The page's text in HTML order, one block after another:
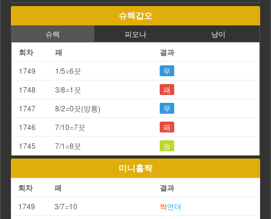
슈렉갑오
슈렉 피오나 냥이
회차 패 결과
1749 1/5=6끗
무
1748
3/8=1끗
패
1747
8/2=0끗(망통)
무
1746
7/10=7끗
패
1745
7/1=8끗 승
미니홀짝
회차 패 결과
1749 3/7=10 짝언더